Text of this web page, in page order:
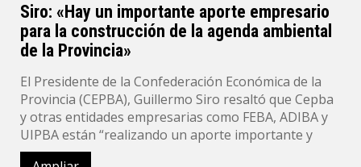
Siro: «Hay un importante aporte empresario
para la construcción de la agenda ambiental
de la Provincia»
El Presidente de la Confederación Económica de la
Provincia (CEPBA), Guillermo Siro resaltó que Cepba
y otras entidades empresarias como FEBA, ADIBA y
UIPBA están “realizando un aporte importante y